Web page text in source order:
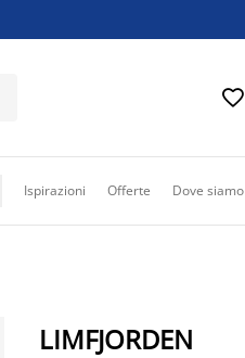

Ispirazioni Offerte Dove siamo
LIMFJORDEN